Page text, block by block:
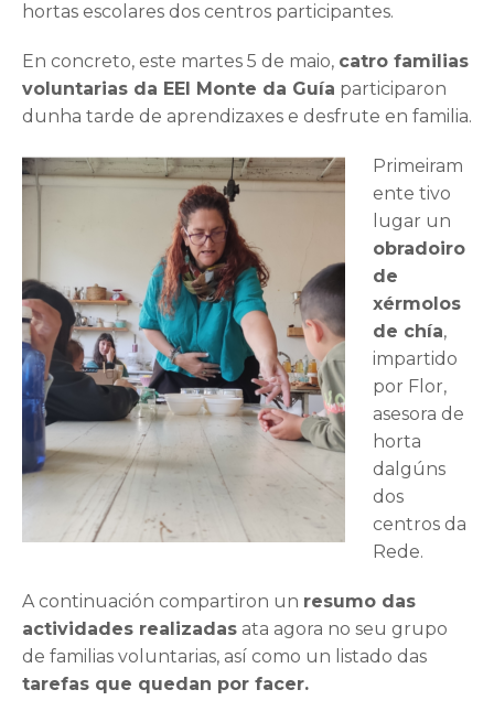
hortas escolares dos centros participantes.
En concreto, este martes 5 de maio, catro familias
voluntarias da EEI Monte da Guía participaron
dunha tarde de aprendizaxes e desfrute en familia.
Primeiram
ente tivo
lugar un
obradoiro
de
xérmolos
de chía,
impartido
por Flor,
asesora de
horta
dalgúns
dos
centros da
Rede.
A continuación compartiron un resumo das
actividades realizadas ata agora no seu grupo
de familias voluntarias, así como un listado das
tarefas que quedan por facer.